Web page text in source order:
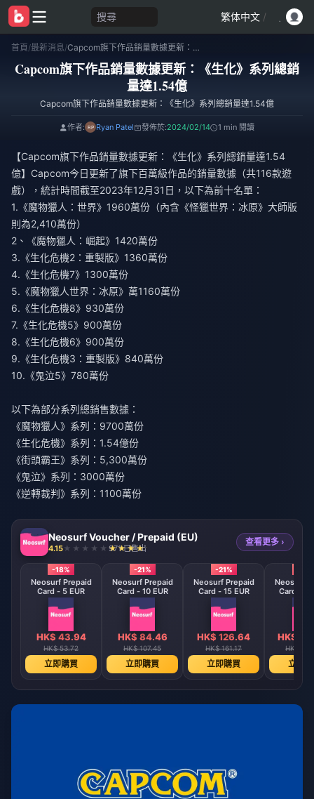
搜尋 繁体中文 /
首頁/最新消息/ Capcom旗下作品銷量數據更新：《生化》系列總銷量達1.54億
Capcom旗下作品銷量數據更新：《生化》系列總銷
量達1.54億
Capcom旗下作品銷量數據更新：《生化》系列總銷量達1.54億
作者: Ryan Patel 發佈於:2024/02/14 1 min 閱讀
【Capcom旗下作品銷量數據更新：《生化》系列總銷量達1.54
億】Capcom今日更新了旗下百萬級作品的銷量數據（共116款遊
戲），統計時間截至2023年12月31日，以下為前十名單：
1.《魔物獵人：世界》1960萬份（內含《怪獵世界：冰原》大師版
則為2,410萬份）
2、《魔物獵人：崛起》1420萬份
3.《生化危機2：重製版》1360萬份
4.《生化危機7》1300萬份
5.《魔物獵人世界：冰原》萬1160萬份
6.《生化危機8》930萬份
7.《生化危機5》900萬份
8.《生化危機6》900萬份
9.《生化危機3：重製版》840萬份
10.《鬼泣5》780萬份
以下為部分系列總銷售數據：
《魔物獵人》系列：9700萬份
《生化危機》系列：1.54億份
《街頭霸王》系列：5,300萬份
《鬼泣》系列：300​​0萬份
《逆轉裁判》系列：1100萬份
Neosurf Voucher / Prepaid (EU)
4.15 971 已售出
查看更多 ›
-18%
Neosurf Prepaid
Card - 5 EUR
HK$ 43.94
HK$ 53.72
立即購買
-21%
Neosurf Prepaid
Card - 10 EUR
HK$ 84.46
HK$ 107.45
立即購買
-21%
Neosurf Prepaid
Card - 15 EUR
HK$ 126.64
HK$ 161.17
立即購買
Neosurf
Card - 30
HK$
HK$
立即